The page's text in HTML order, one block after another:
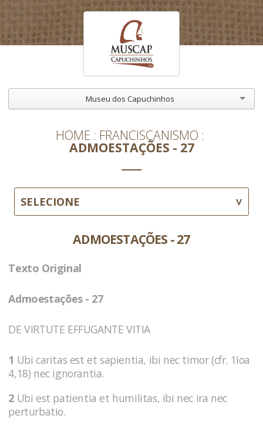
Museu dos Capuchinhos
HOME FRANCISCANISMO
ADMOESTAÇÕES - 27
SELECIONE
ADMOESTAÇÕES - 27
Texto Original
Admoestações - 27
DE VIRTUTE EFFUGANTE VITIA
1 Ubi caritas est et sapientia, ibi nec timor (cfr. 1Ioa
4,18) nec ignorantia.
2 Ubi est patientia et humilitas, ibi nec ira nec
perturbatio.